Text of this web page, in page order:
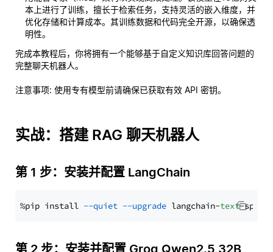
本上进行了训练，擅长于检索任务，支持灵活的嵌入维度，并
优化存储和计算成本。其训练数据和代码完全开源，以确保透
明性。
完成本教程后，你将拥有一个能够基于自定义知识库回答问题的
完整聊天机器人。
注意事项: 使用专有模型前请确保已获取有效 API 密钥。
实战：搭建 RAG 聊天机器人
第 1 步：安装并配置 LangChain
%pip install --quiet --upgrade langchain-text
第 2 步：安装并配置 Groq Qwen2.5 32B